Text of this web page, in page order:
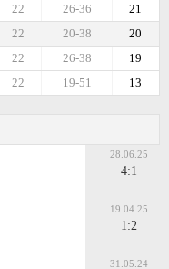
21
26-36
22
20
20-38
22
19
26-38
22
13
19-51
22
28.06.25
4:1
19.04.25
1:2
31.05.24